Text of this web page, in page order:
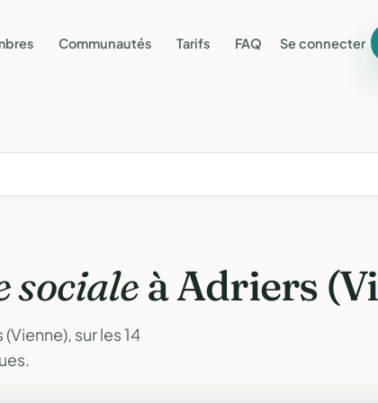
Communautés Tarifs FAQ Se connecter
socialeà Adriers
sur les 14